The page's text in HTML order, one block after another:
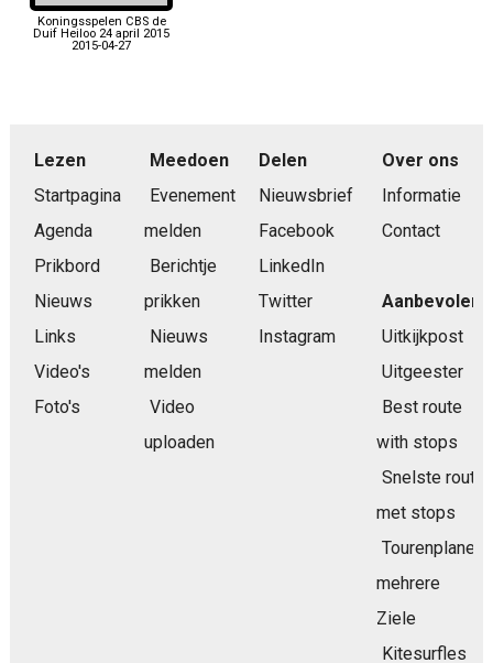
Koningsspelen CBS de
Duif Heiloo 24 april 2015
2015-04-27
Lezen
Startpagina
Agenda
Prikbord
Nieuws
Links
Video's
Foto's
Meedoen
Evenement
melden
Berichtje
prikken
Nieuws
melden
Video
uploaden
Delen
Nieuwsbrief
Facebook
LinkedIn
Twitter
Instagram
Over ons
Informatie
Contact
Aanbevolen
Uitkijkpost
Uitgeester
Best route
with stops
Snelste route
met stops
Tourenplaner
mehrere
Ziele
Kitesurfles